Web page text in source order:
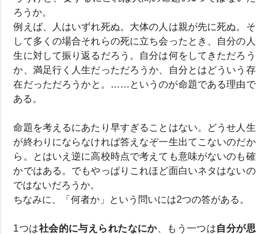
ろうか。
例えば、人はいずれ死ぬ。大体の人は親が先に死ぬ。そ
して多くの場合それらの死に立ち会ったとき、自分の人
生に対して振り返るだろう。自分は何をしてきただろう
か、満足行く人生だっただろうか、自分とはどういう存
在だっただろうかと。……というのが命題である理由で
ある。
命題を考えるにあたり早すぎることはない。どうせ人生
が終わりにならなければ答えなぞ一生出てこないのだか
ら。とはいえ逆に高校時点で考えても意味がないのも確
かではある。でもやっぱりこれほど面白いネタはないの
ではないだろうか。
ちなみに、「何者か」という問いには2つの答がある。
1つは社会的に与えられたなにか、もう一つは自分が思